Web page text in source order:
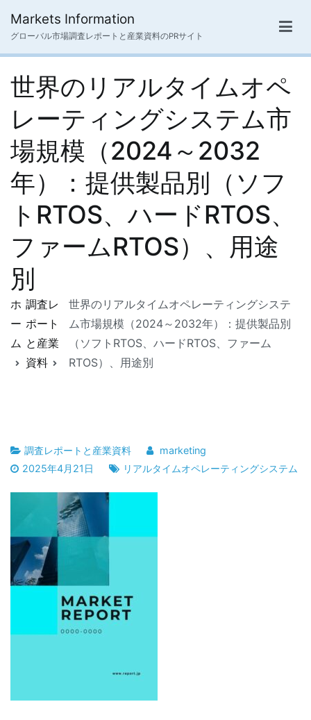
ス
Markets Information
グローバル市場調査レポートと産業資料のPRサイト
世界のリアルタイムオペ
レーティングシステム市
場規模（2024～2032
年）：提供製品別（ソフ
トRTOS、ハードRTOS、
ファームRTOS）、用途
別
ホ
ー
ム
調査レ
ポート
と産業
資料
世界のリアルタイムオペレーティングシステ
ム市場規模（2024～2032年）：提供製品別
（ソフトRTOS、ハードRTOS、ファーム
RTOS）、用途別
調査レポートと産業資料
marketing
2025年4月21日
リアルタイムオペレーティングシステム